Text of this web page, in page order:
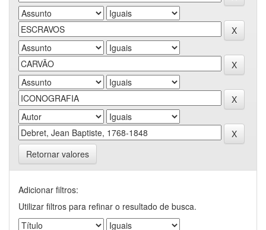
Retornar valores
Adicionar filtros:
Utilizar filtros para refinar o resultado de busca.